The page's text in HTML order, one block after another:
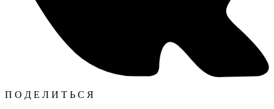
П О Д Е Л И Т Ь С Я